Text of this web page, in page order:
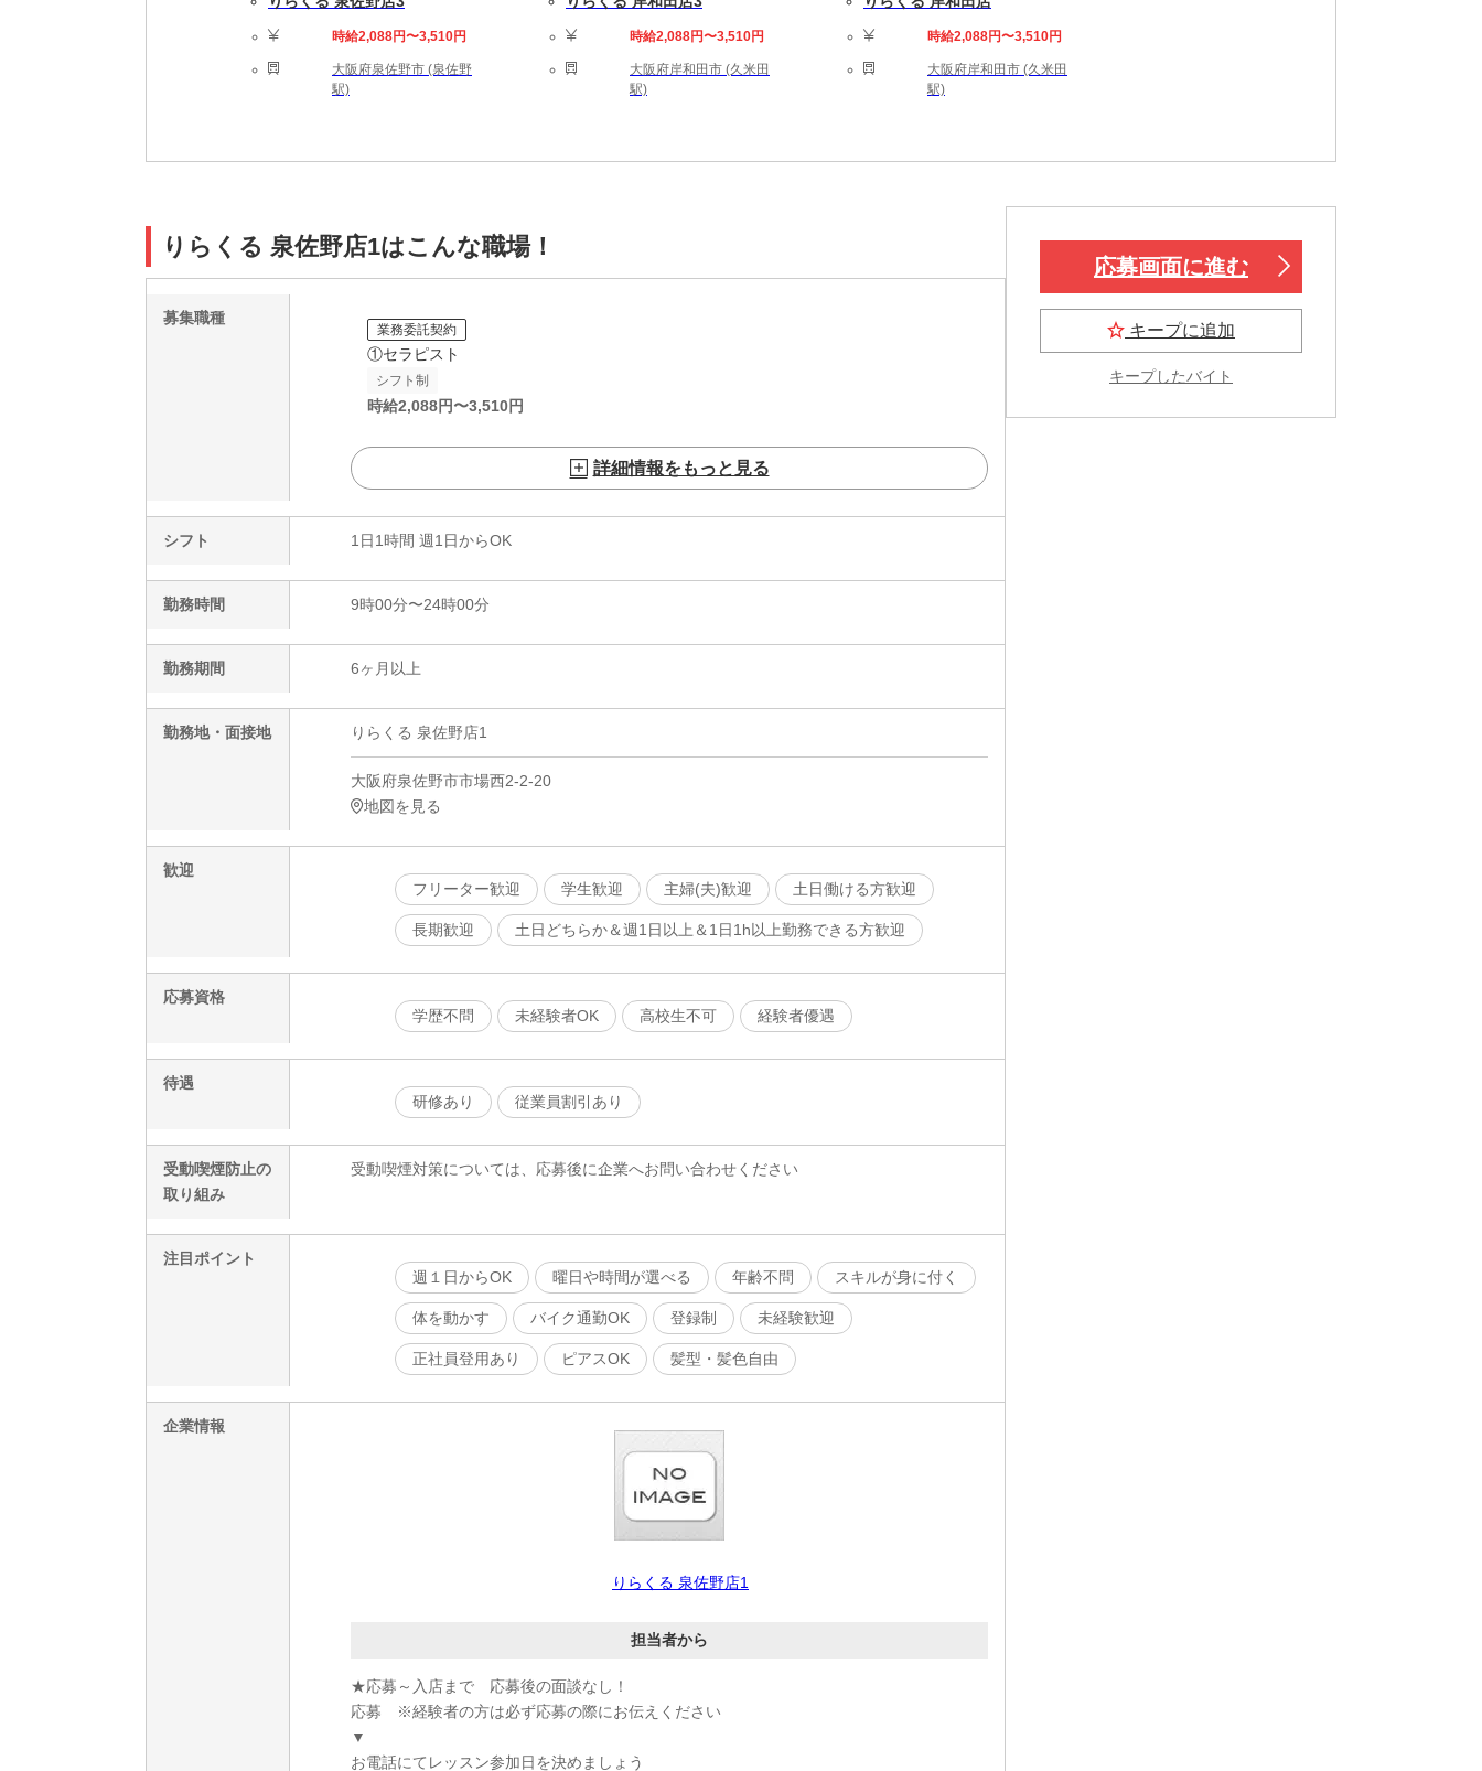
時給2,088円〜3,510円
大阪府泉佐野市 (泉佐野
駅)
時給2,088円〜3,510円
大阪府岸和田市 (久米田
駅)
時給2,088円〜3,510円
大阪府岸和田市 (久米田
駅)
りらくる 泉佐野店1はこんな職場！
募集職種
業務委託契約
①セラピスト
シフト制
時給2,088円〜3,510円
詳細情報をもっと見る
シフト 1日1時間 週1日からOK
勤務時間 9時00分〜24時00分
勤務期間 6ヶ月以上
勤務地・面接地 りらくる 泉佐野店1
大阪府泉佐野市市場西2-2-20
地図を見る
歓迎
フリーター歓迎
学生歓迎 主婦(夫)歓迎 土日働ける方歓迎
長期歓迎 土日どちらか＆週1日以上＆1日1h以上勤務できる方歓迎
応募資格
学歴不問
未経験者OK 高校生不可 経験者優遇
待遇
研修あり
従業員割引あり
受動喫煙防止の
取り組み
受動喫煙対策については、応募後に企業へお問い合わせください
注目ポイント
週１日からOK
曜日や時間が選べる 年齢不問 スキルが身に付く
体を動かす バイク通勤OK 登録制 未経験歓迎
正社員登用あり ピアスOK 髪型・髪色自由
企業情報
りらくる 泉佐野店1
担当者から
★応募～入店まで 応募後の面談なし！
応募 ※経験者の方は必ず応募の際にお伝えください
▼
お電話にてレッスン参加日を決めましょう
応募画面に進む
キープに追加
キープしたバイト